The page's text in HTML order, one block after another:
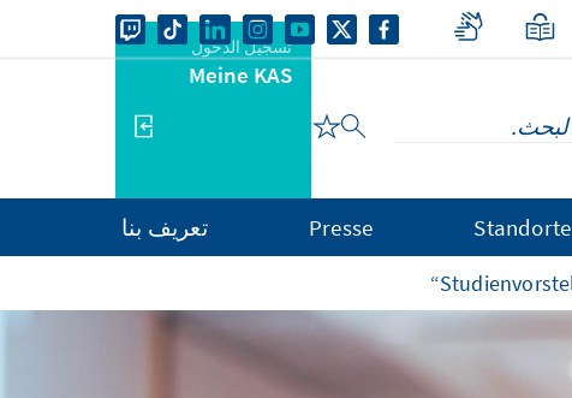
تسجيل الدخول
Meine KAS
Standorte
Presse تعريف بنا